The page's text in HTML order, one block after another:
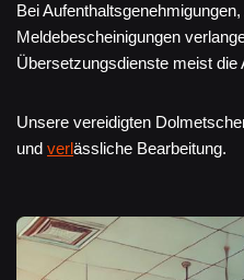
Bei
Meldebescheinigungen
Übersetzungsdienste meist
Unsere vereidigten
und verlässliche Bearbeitung.